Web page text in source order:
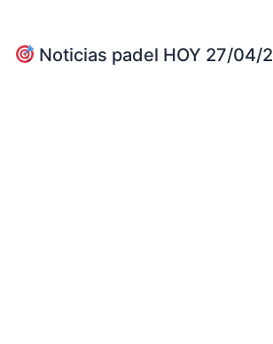
Noticias padel HOY 27/04/